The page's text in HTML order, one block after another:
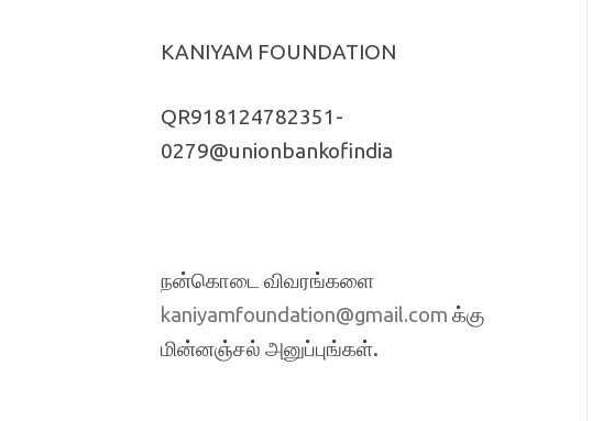
KANIYAM FOUNDATION
QR918124782351-
0279@unionbankofindia
நன்கொடை விவரங்களை
kaniyamfoundation@gmail.com க்கு
மின்னஞ்சல் அனுப்புங்கள்.